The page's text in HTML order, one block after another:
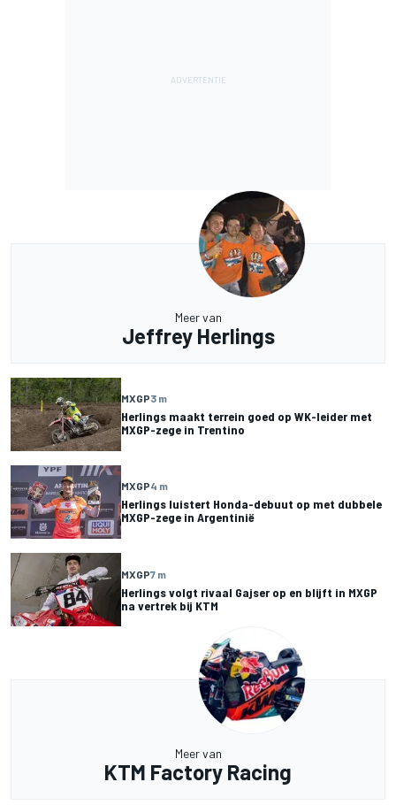
Meer van
Jeffrey Herlings
MXGP3 m
Herlings maakt terrein goed op WK-leider met
MXGP-zege in Trentino
MXGP4 m
Herlings luistert Honda-debuut op met dubbele
MXGP-zege in Argentinië
MXGP7 m
Herlings volgt rivaal Gajser op en blijft in MXGP
na vertrek bij KTM
Meer van
KTM Factory Racing